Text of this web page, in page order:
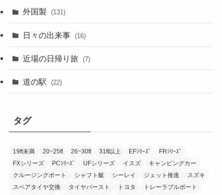
外国製 (131)
日々の出来事 (16)
近場の日帰り旅 (7)
道の駅 (22)
タグ
19ft未満 20~25ft 26~30ft 31ft以上 EFｼﾘｰｽﾞ
FRｼﾘｰｽﾞ
FXシリーズ
PCｼﾘｰｽﾞ UFシリーズ イスズ
キャンピングカー
クルージングボート
シャフト艇 シーレイ ジェット推進
スズキ
スペアタイヤ交換
タイヤバースト トヨタ
トレーラブルボート